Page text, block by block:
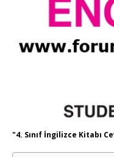
"4. Sınıf İngilizce Kitabı